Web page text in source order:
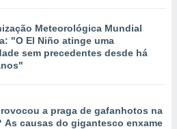
Meteorológica Mundial
"O El Niño atinge uma
sem precedentes desde há
a praga de gafanhotos na
As causas do gigantesco enxame